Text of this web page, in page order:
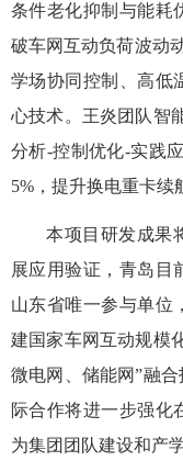
条件老化抑制与能耗
破车网互动负荷波动
学场协同控制、高低
心技术。王炎团队智
分析-控制优化-实践
5%，提升换电重卡续
本项目研发成果
展应用验证，青岛目
山东省唯一参与单位
建国家车网互动规模
微电网、储能网”融
际合作将进一步强化
为集团 团队建设和产